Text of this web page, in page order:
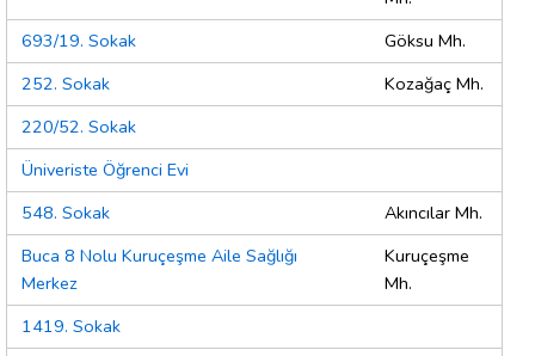
693/19. Sokak
Göksu Mh.
252. Sokak
Kozağaç Mh.
220/52. Sokak
Üniveriste Öğrenci Evi
548. Sokak
Akıncılar Mh.
Buca 8 Nolu Kuruçeşme Aile Sağlığı
Merkez
Kuruçeşme
Mh.
1419. Sokak